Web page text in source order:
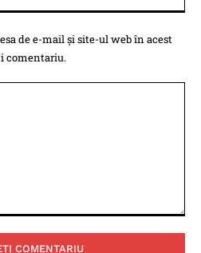
de e-mail și site-ul web în acest
comentariu.